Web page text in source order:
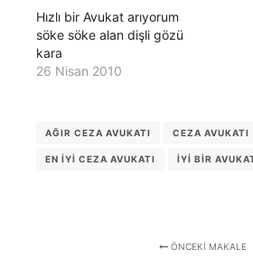
Hızlı bir Avukat arıyorum
söke söke alan dişli gözü
kara
26 Nisan 2010
AĞIR CEZA AVUKATI CEZA AVUKATI
EN IYI CEZA AVUKATI IYI BIR
ÖNCEKI MAKALE